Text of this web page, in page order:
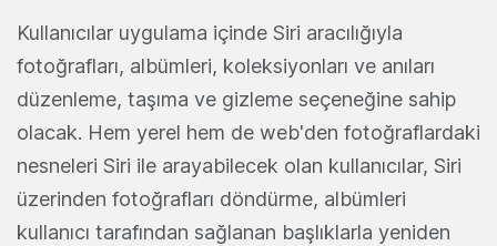
Kullanıcılar uygulama içinde Siri aracılığıyla
fotoğrafları, albümleri, koleksiyonları ve anıları
düzenleme, taşıma ve gizleme seçeneğine sahip
olacak. Hem yerel hem de web'den fotoğraflardaki
nesneleri Siri ile arayabilecek olan kullanıcılar, Siri
üzerinden fotoğrafları döndürme, albümleri
kullanıcı tarafından sağlanan başlıklarla yeniden